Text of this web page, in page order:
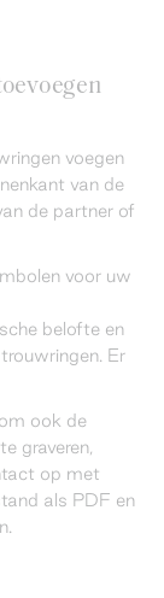
voegen
van de
de partner of
voor uw
belofte en
Er
ook de
graveren,
op met
als PDF en